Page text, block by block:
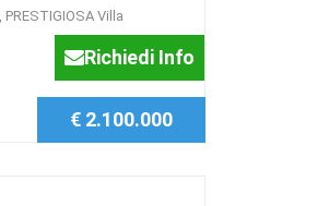
Villa
Richiedi Info
€ 2.100.000